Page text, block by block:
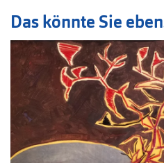
Das könnte Sie
Veranstaltung1bis2von5